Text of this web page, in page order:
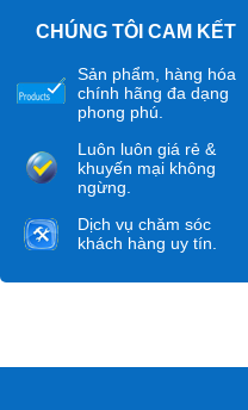
CHÚNG TÔI CAM KẾT
Sản phẩm, hàng hóa
chính hãng đa dạng
phong phú.
Luôn luôn giá rẻ &
khuyến mại không
ngừng.
Dịch vụ chăm sóc
khách hàng uy tín.